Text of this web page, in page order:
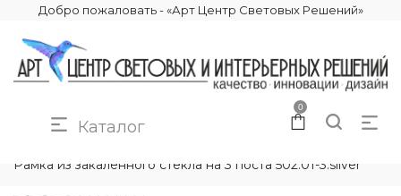
Добро пожаловать - «Арт Центр Световых Решений»
Каталог
0
Рамка из закаленного стекла на 3 поста 502.01-3.silver